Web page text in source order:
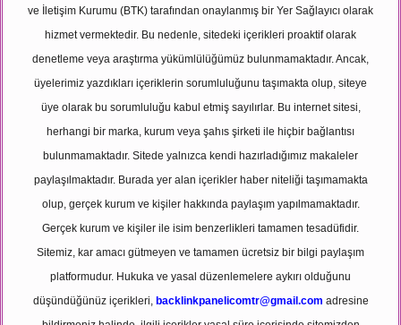
ve İletişim Kurumu (BTK) tarafından onaylanmış bir Yer Sağlayıcı olarak
hizmet vermektedir. Bu nedenle, sitedeki içerikleri proaktif olarak
denetleme veya araştırma yükümlülüğümüz bulunmamaktadır. Ancak,
üyelerimiz yazdıkları içeriklerin sorumluluğunu taşımakta olup, siteye
üye olarak bu sorumluluğu kabul etmiş sayılırlar. Bu internet sitesi,
herhangi bir marka, kurum veya şahıs şirketi ile hiçbir bağlantısı
bulunmamaktadır. Sitede yalnızca kendi hazırladığımız makaleler
paylaşılmaktadır. Burada yer alan içerikler haber niteliği taşımamakta
olup, gerçek kurum ve kişiler hakkında paylaşım yapılmamaktadır.
Gerçek kurum ve kişiler ile isim benzerlikleri tamamen tesadüfidir.
Sitemiz, kar amacı gütmeyen ve tamamen ücretsiz bir bilgi paylaşım
platformudur. Hukuka ve yasal düzenlemelere aykırı olduğunu
düşündüğünüz içerikleri, backlinkpanelicomtr@gmail.com adresine